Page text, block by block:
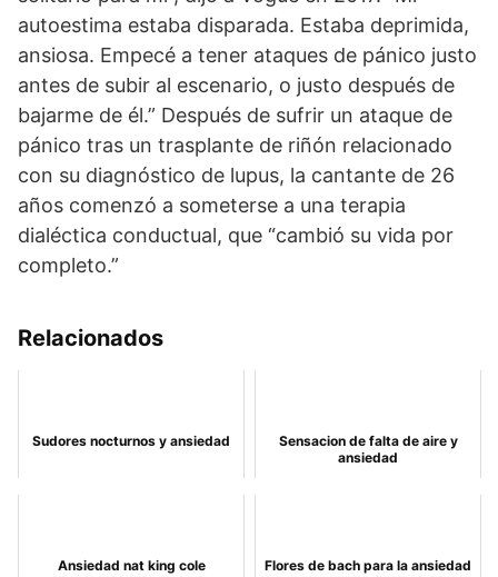
autoestima estaba disparada. Estaba deprimida,
ansiosa. Empecé a tener ataques de pánico justo
antes de subir al escenario, o justo después de
bajarme de él.” Después de sufrir un ataque de
pánico tras un trasplante de riñón relacionado
con su diagnóstico de lupus, la cantante de 26
años comenzó a someterse a una terapia
dialéctica conductual, que “cambió su vida por
completo.”
Relacionados
Sudores nocturnos y ansiedad
Sensacion de falta de aire y
ansiedad
Ansiedad nat king cole
Flores de bach para la ansiedad